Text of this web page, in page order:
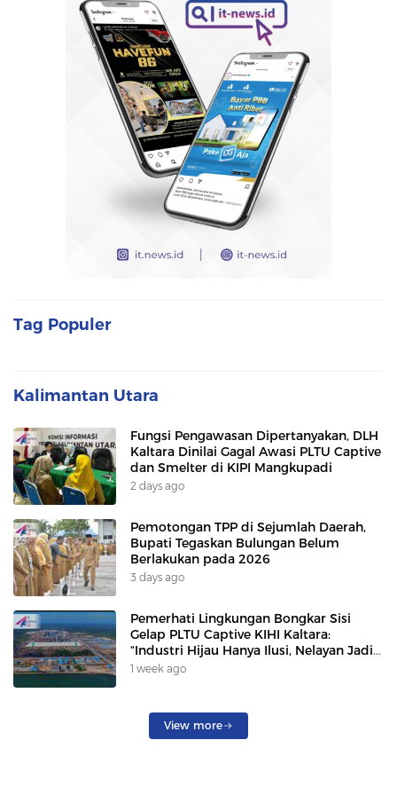
Tag Populer
Kalimantan Utara
Fungsi Pengawasan Dipertanyakan, DLH
Kaltara Dinilai Gagal Awasi PLTU Captive
dan Smelter di KIPI Mangkupadi
2 days ago
Pemotongan TPP di Sejumlah Daerah,
Bupati Tegaskan Bulungan Belum
Berlakukan pada 2026
3 days ago
Pemerhati Lingkungan Bongkar Sisi
Gelap PLTU Captive KIHI Kaltara:
“Industri Hijau Hanya Ilusi, Nelayan Jadi
Korban”
1 week ago
View more